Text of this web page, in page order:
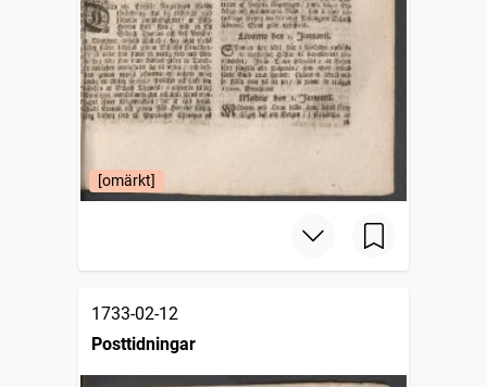
[omärkt]
1733-02-12
Posttidningar